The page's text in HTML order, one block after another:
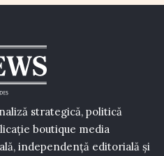
strategică, politică
boutique media
independență editorială și